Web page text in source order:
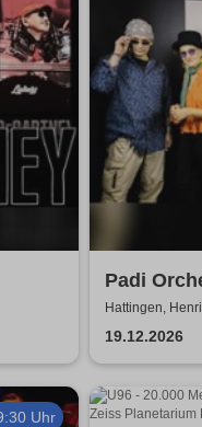
Padi
Hattingen,
19.12.2026
Uhr